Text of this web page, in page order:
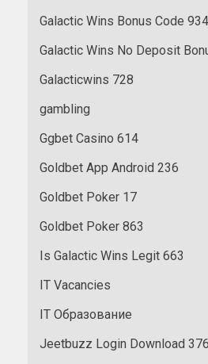
Galactic Wins Bonus Code 934
Galactic Wins No Deposit
Galacticwins 728
gambling
Ggbet Casino 614
Goldbet App Android 236
Goldbet Poker 17
Goldbet Poker 863
Is Galactic Wins Legit 663
IT Vacancies
IT Образование
Jeetbuzz Login Download 376